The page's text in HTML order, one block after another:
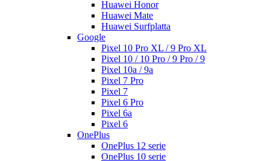
Huawei Honor
Huawei Mate
Huawei Surfplatta
Google
Pixel 10 Pro XL / 9 Pro XL
Pixel 10 / 10 Pro / 9 Pro / 9
Pixel 10a / 9a
Pixel 7 Pro
Pixel 7
Pixel 6 Pro
Pixel 6a
Pixel 6
OnePlus
OnePlus 12 serie
OnePlus 10 serie